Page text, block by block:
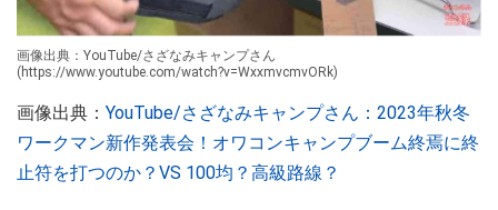
画像出典：YouTube/さざなみキャンプさん
(https://www.youtube.com/watch?v=WxxmvcmvORk)
画像出典： YouTube/さざなみキャンプさん：2023年秋冬
ワークマン新作発表会！オワコンキャンプブーム終焉に終
止符を打つのか？VS 100均？高級路線？